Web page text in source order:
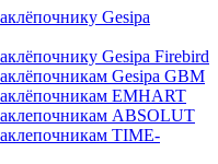
Gesipa
Gesipa Firebird
Gesipa GBM
EMHART
ABSOLUT
TIME-